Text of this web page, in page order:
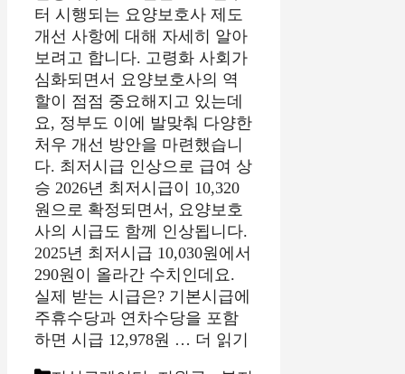
터 시행되는 요양보호사 제도
개선 사항에 대해 자세히 알아
보려고 합니다. 고령화 사회가
심화되면서 요양보호사의 역
할이 점점 중요해지고 있는데
요, 정부도 이에 발맞춰 다양한
처우 개선 방안을 마련했습니
다. 최저시급 인상으로 급여 상
승 2026년 최저시급이 10,320
원으로 확정되면서, 요양보호
사의 시급도 함께 인상됩니다.
2025년 최저시급 10,030원에서
290원이 올라간 수치인데요.
실제 받는 시급은? 기본시급에
주휴수당과 연차수당을 포함
하면 시급 12,978원 … 더 읽기